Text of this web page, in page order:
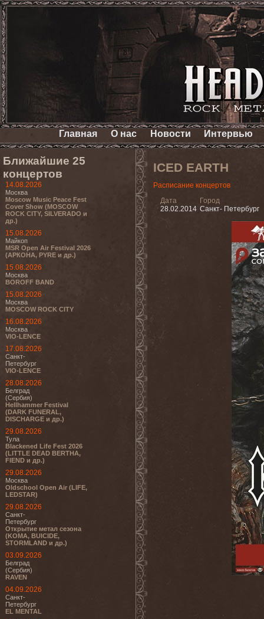
Главная О нас Новости Интервью
Ближайшие 25
концертов
14.08.2026
Москва
Moscow Music Peace Fest
Cover Show (MOSCOW
ROCK CITY, SILVERADO и
др.)
15.08.2026
Майкоп
MSR Open Air Festival 2026
(АРКОНА, PYRE и др.)
15.08.2026
Москва
BOROFF BAND
15.08.2026
Москва
MOSCOW ROCK CITY
16.08.2026
Москва
VIO-LENCE
17.08.2026
Санкт-
Петербург
VIO-LENCE
28.08.2026
Белград
(Сербия)
Hellhammer Festival
(DARK FUNERAL,
DISCHARGE и др.)
29.08.2026
Тула
Blackened Life Fest 2026
(LITTLE DEAD BERTHA,
FIEND и др.)
29.08.2026
Москва
Oldschool Open Air (LIFE,
LEDSTAR)
29.08.2026
Санкт-
Петербург
Открытие метал сезона
(KOMA, BUICIDE,
STORMLAND и др.)
03.09.2026
Белград
(Сербия)
RAVEN
04.09.2026
Санкт-
Петербург
EL MENTAL
ICED EARTH
Расписание концертов
Дата
28.02.2014
Город
Санкт- Петербург